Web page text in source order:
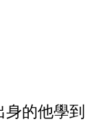
的他學到